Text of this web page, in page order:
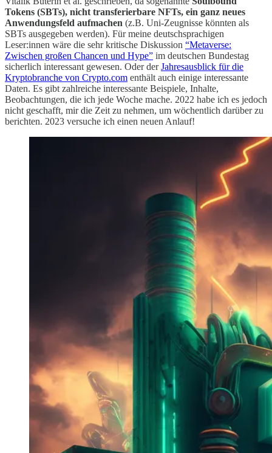
Tokens (SBTs), nicht transferierbare NFTs, ein ganz neues
Anwendungsfeld aufmachen (z.B. Uni-Zeugnisse könnten als
SBTs ausgegeben werden). Für meine deutschsprachigen
Leser:innen wäre die sehr kritische Diskussion “Metaverse:
Zwischen großen Chancen und Hype” im deutschen Bundestag
sicherlich interessant gewesen. Oder derJahresausblick für die
Kryptobranche von Crypto.com enthält auch einige interessante
Daten. Es gibt zahlreiche interessante Beispiele, Inhalte,
Beobachtungen, die ich jede Woche mache. 2022 habe ich es jedoch
nicht geschafft, mir die Zeit zu nehmen, um wöchentlich darüber zu
berichten. 2023 versuche ich einen neuen Anlauf!